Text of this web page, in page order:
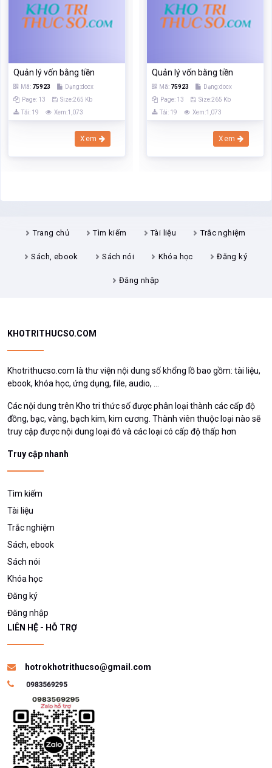
Quản lý vốn bằng tiền
Mã: 75923
Dạng:docx
Page: 13
Size:265 Kb
Tải: 19
Xem:1,073
Xem
Quản lý vốn bằng tiền
Mã: 75923
Dạng:docx
Page: 13
Size:265 Kb
Tải: 19
Xem:1,073
Xem
Trang chủ Tìm kiếm Tài liệu Trắc nghiệm
Sách, ebook Sách nói Khóa học Đăng ký
Đăng nhập
KHOTRITHUCSO.COM
Khotrithucso.com là thư viện nội dung số khổng lồ bao gồm: tài liệu,
ebook, khóa học, ứng dụng, file, audio, ...
Các nội dung trên Kho tri thức số được phân loại thành các cấp độ
đồng, bạc, vàng, bạch kim, kim cương. Thành viên thuộc loại nào sẽ
truy cập được nội dung loại đó và các loại có cấp độ thấp hơn
Truy cập nhanh
Tìm kiếm
Tài liệu
Trắc nghiệm
Sách, ebook
Sách nói
Khóa học
Đăng ký
Đăng nhập
LIÊN HỆ - HỖ TRỢ
hotrokhotrithucso@gmail.com